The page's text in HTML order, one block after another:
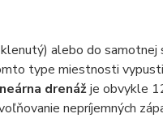
alebo do samotnej
type miestnosti
drenážje obvykle
nepríjemných